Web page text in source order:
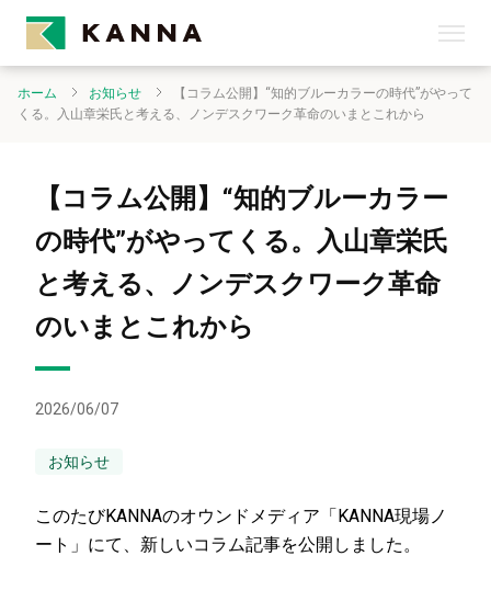
ホーム お知らせ
【コラム公開】“知的ブルーカラーの時代”がやって
くる。入山章栄氏と考える、ノンデスクワーク革命のいまとこれから
【コラム公開】“知的ブルーカラー
の時代”がやってくる。入山章栄氏
と考える、ノンデスクワーク革命
のいまとこれから
2026/06/07
お知らせ
このたびKANNAのオウンドメディア「KANNA現場ノ
ート」にて、新しいコラム記事を公開しました。